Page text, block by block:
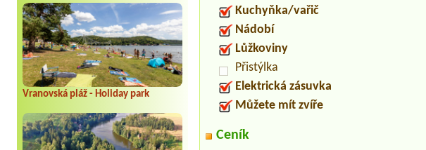
Vranovská pláž - Holiday park
Kuchyňka/vařič
Nádobí
Lůžkoviny
Přistýlka
Elektrická zásuvka
Můžete mít zvíře
Ceník